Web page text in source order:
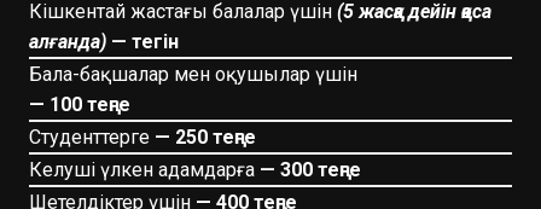
Кішкентай жастағы балалар үшін(5 жасқа дейін қоса
алғанда) — тегін
Бала-бақшалар мен оқушылар үшін
— 100 теңге
Студенттерге — 250 теңге
Келуші үлкен адамдарға — 300 теңге
Шетелдіктер үшін — 400 теңге